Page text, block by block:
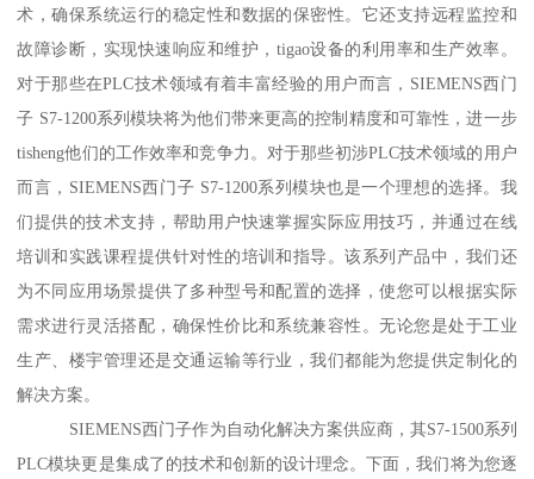
术，确保系统运行的稳定性和数据的保密性。它还支持远程监控和
故障诊断，实现快速响应和维护，tigao设备的利用率和生产效率。
对于那些在PLC技术领域有着丰富经验的用户而言，SIEMENS西门
子 S7-1200系列模块将为他们带来更高的控制精度和可靠性，进一步
tisheng他们的工作效率和竞争力。对于那些初涉PLC技术领域的用户
而言，SIEMENS西门子 S7-1200系列模块也是一个理想的选择。我
们提供的技术支持，帮助用户快速掌握实际应用技巧，并通过在线
培训和实践课程提供针对性的培训和指导。该系列产品中，我们还
为不同应用场景提供了多种型号和配置的选择，使您可以根据实际
需求进行灵活搭配，确保性价比和系统兼容性。无论您是处于工业
生产、楼宇管理还是交通运输等行业，我们都能为您提供定制化的
解决方案。
SIEMENS西门子作为自动化解决方案供应商，其S7-1500系列
PLC模块更是集成了的技术和创新的设计理念。下面，我们将为您逐